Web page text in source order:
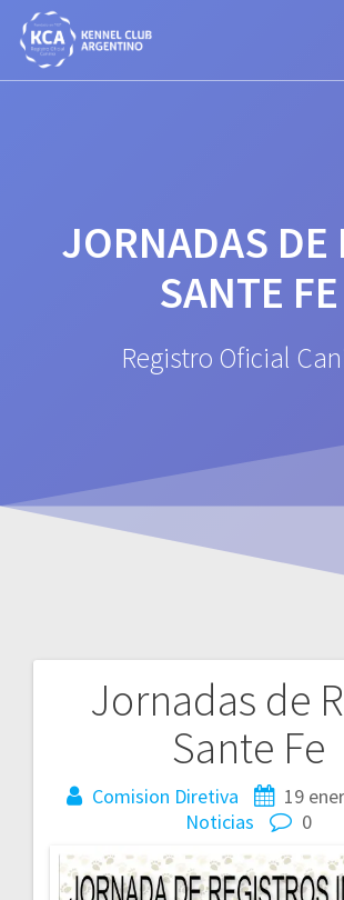
JORNADAS DE
SANTE FE
Registro Oficial
Jornadas de
Sante Fe
Comision Diretiva
19
Noticias
0
Navegación
entradas